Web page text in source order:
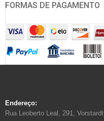
FORMAS DE PAGAMENTO
Endereço:
Rua Leoberto Leal, 291, Vorstardt